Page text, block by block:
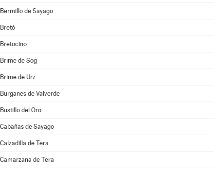
Bermillo de Sayago
Bretó
Bretocino
Brime de Sog
Brime de Urz
Burganes de Valverde
Bustillo del Oro
Cabañas de Sayago
Calzadilla de Tera
Camarzana de Tera